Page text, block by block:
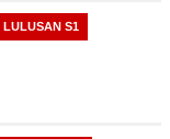
LULUSAN S1